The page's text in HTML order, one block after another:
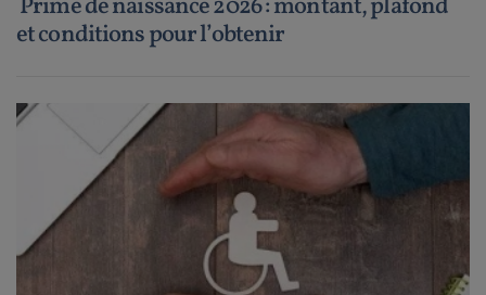
Prime de naissance 2026 : montant, plafond
et conditions pour l’obtenir